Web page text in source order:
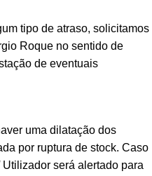
tipo de atraso, solicitamos
Roque no sentido de
de eventuais
uma dilatação dos
por ruptura de stock. Caso
será alertado para